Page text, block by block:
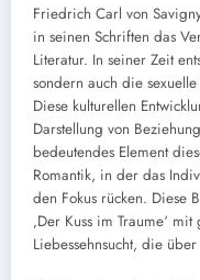
Friedrich Carl von
in seinen Schriften das
Literatur. In seiner Zeit
sondern auch die
Diese kulturellen
Darstellung von
bedeutendes Element
Romantik, in der das
den Fokus rücken. Diese
‚Der Kuss im Traume‘
Liebessehnsucht, die